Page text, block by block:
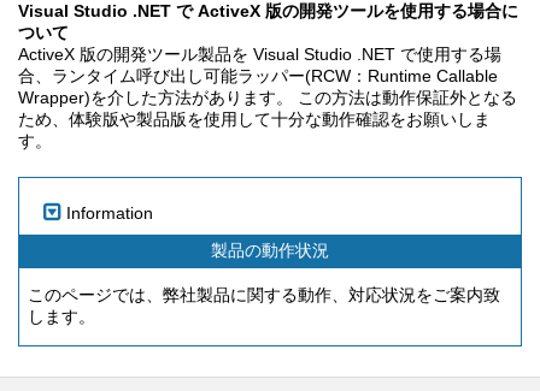
Visual Studio .NET で ActiveX 版の開発ツールを使用する場合に
ついて
ActiveX 版の開発ツール製品を Visual Studio .NET で使用する場
合、ランタイム呼び出し可能ラッパー(RCW：Runtime Callable
Wrapper)を介した方法があります。 この方法は動作保証外となる
ため、体験版や製品版を使用して十分な動作確認をお願いしま
す。
Information
製品の動作状況
このページでは、弊社製品に関する動作、対応状況をご案内致
します。